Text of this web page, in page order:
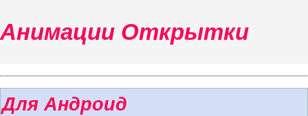
Анимации Открытки
Для Андроид